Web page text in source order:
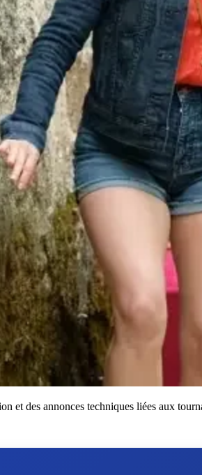
et des annonces techniques liées aux